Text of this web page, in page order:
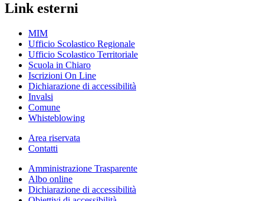
Link esterni
MIM
Ufficio Scolastico Regionale
Ufficio Scolastico Territoriale
Scuola in Chiaro
Iscrizioni On Line
Dichiarazione di accessibilità
Invalsi
Comune
Whisteblowing
Area riservata
Contatti
Amministrazione Trasparente
Albo online
Dichiarazione di accessibilità